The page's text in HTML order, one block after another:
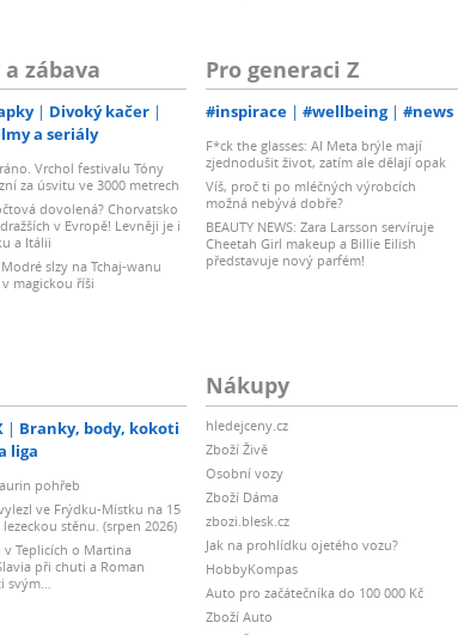
zábava
Divoký kačer
a seriály
Vrchol festivalu Tóny
za úsvitu ve 3000 metrech
dovolená? Chorvatsko
v Evropě! Levněji je i
a Itálii
Modré slzy na Tchaj-wanu
magickou říši
Pro generaci Z
#inspirace #wellbeing #news
F*ck the glasses: AI Meta brýle mají
zjednodušit život, zatím ale dělají opak
Víš, proč ti po mléčných výrobcích
možná nebývá dobře?
BEAUTY NEWS: Zara Larsson servíruje
Cheetah Girl makeup a Billie Eilish
představuje nový parfém!
Branky, body, kokoti
liga
pohřeb
ve Frýdku-Místku na 15
stěnu. (srpen 2026)
v Teplicích o Martina
při chuti a Roman
svým…
Nákupy
hledejceny.cz
Zboží Živě
Osobní vozy
Zboží Dáma
zbozi.blesk.cz
Jak na prohlídku ojetého vozu?
HobbyKompas
Auto pro začátečníka do 100 000 Kč
Zboží Auto